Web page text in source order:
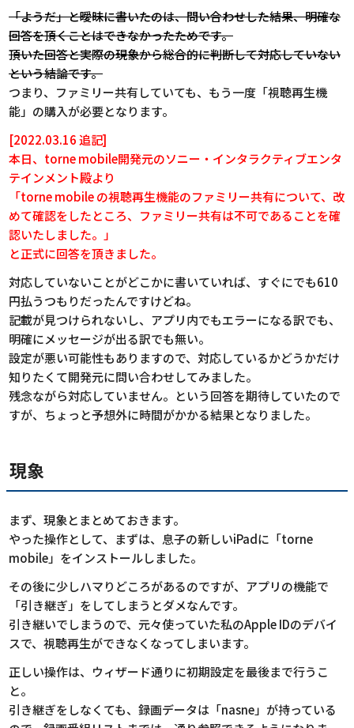
「ようだ」と曖昧に書いたのは、問い合わせした結果、明確な
回答を頂くことはできなかったためです。
頂いた回答と実際の現象から総合的に判断して対応していない
という結論です。
つまり、ファミリー共有していても、もう一度「視聴再生機
能」の購入が必要となります。
[2022.03.16 追記]
本日、torne mobile開発元のソニー・インタラクティブエンタ
テインメント殿より
「torne mobile の視聴再生機能のファミリー共有について、改
めて確認をしたところ、ファミリー共有は不可であることを確
認いたしました。」
と正式に回答を頂きました。
対応していないことがどこかに書いていれば、すぐにでも610
円払うつもりだったんですけどね。
記載が見つけられないし、アプリ内でもエラーになる訳でも、
明確にメッセージが出る訳でも無い。
設定が悪い可能性もありますので、対応しているかどうかだけ
知りたくて開発元に問い合わせしてみました。
残念ながら対応していません。という回答を期待していたので
すが、ちょっと予想外に時間がかかる結果となりました。
現象
まず、現象とまとめておきます。
やった操作として、まずは、息子の新しいiPadに「torne
mobile」をインストールしました。
その後に少しハマりどころがあるのですが、アプリの機能で
「引き継ぎ」をしてしまうとダメなんです。
引き継いでしまうので、元々使っていた私のApple IDのデバイ
スで、視聴再生ができなくなってしまいます。
正しい操作は、ウィザード通りに初期設定を最後まで行うこ
と。
引き継ぎをしなくても、録画データは「nasne」が持っている